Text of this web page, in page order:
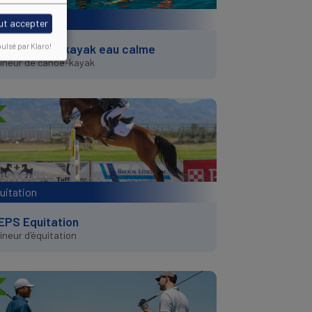
kayak
Canoë-kayak eau calme
de canoë-kayak
Equitation
d'équitation
accepter
par Klaro!